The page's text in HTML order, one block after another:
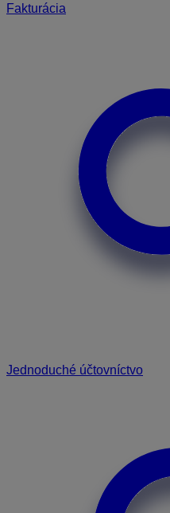
Fakturácia
Jednoduché účtovníctvo